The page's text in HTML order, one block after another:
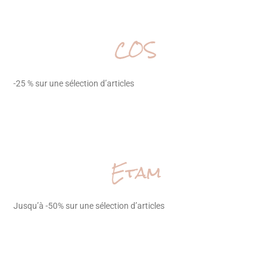
COS
-25 % sur une sélection d’articles
Etam
Jusqu’à -50% sur une sélection d’articles